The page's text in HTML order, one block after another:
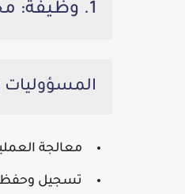
1. وظيفة: محاسب (Accountant) لدى ميناء الدقم
المسؤوليات
معالجة
تسجيل وحفظ